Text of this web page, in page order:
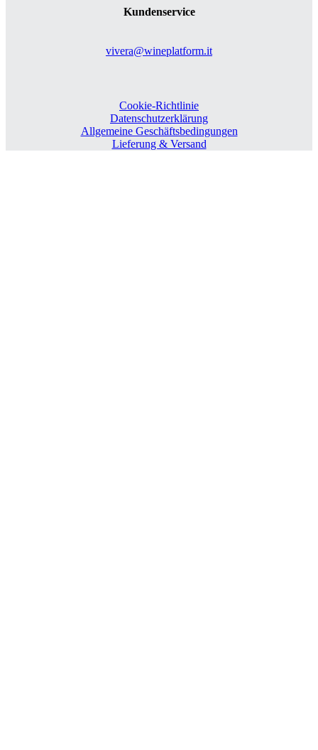
Kundenservice
vivera@wineplatform.it
Cookie-Richtlinie
Datenschutzerklärung
Allgemeine Geschäftsbedingungen
Lieferung & Versand